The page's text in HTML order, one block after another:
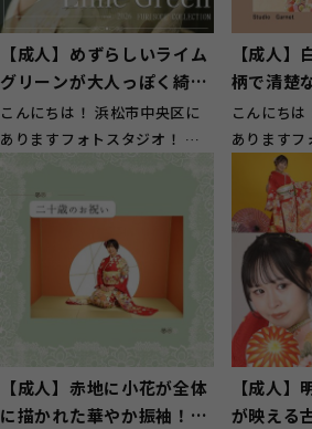
【成人】めずらしいライム
グリーンが大人っぽく綺麗
な振袖【湖西市】
こんにちは！ 浜松市中央区に
ありますフォトスタジオ！ ガ
市のお客様...
【成人
柄で清楚
東町】
こんにち
ありますフ
ーネット
区湖東町の
【成人】赤地に小花が全体
に描かれた華やか振袖！
【成人
が映える